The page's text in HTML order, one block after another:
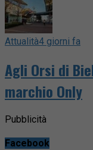
Attualità4 giorni fa
Agli Orsi di
marchio Only
Pubblicità
Facebook